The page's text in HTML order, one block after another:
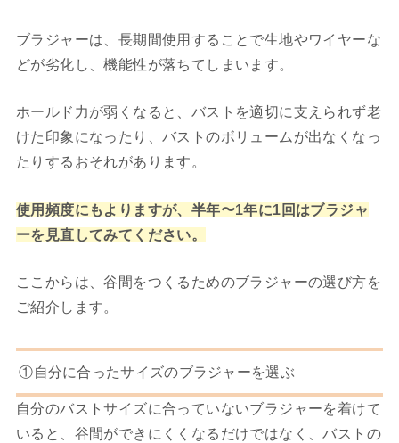
ブラジャーは、長期間使用することで生地やワイヤーな
どが劣化し、機能性が落ちてしまいます。
ホールド力が弱くなると、バストを適切に支えられず老
けた印象になったり、バストのボリュームが出なくなっ
たりするおそれがあります。
使用頻度にもよりますが、半年〜1年に1回はブラジャ
ーを見直してみてください。
ここからは、谷間をつくるためのブラジャーの選び方を
ご紹介します。
①自分に合ったサイズのブラジャーを選ぶ
自分のバストサイズに合っていないブラジャーを着けて
いると、谷間ができにくくなるだけではなく、バストの